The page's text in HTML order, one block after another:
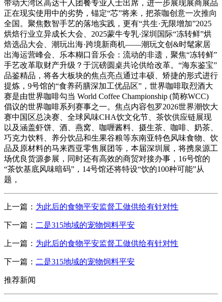
上一篇： 为此后的食物平安监督工做供给有针对性
下一篇： 二是315地域的宠物饲料平安
上一篇： 为此后的食物平安监督工做供给有针对性
下一篇： 二是315地域的宠物饲料平安
推荐新闻